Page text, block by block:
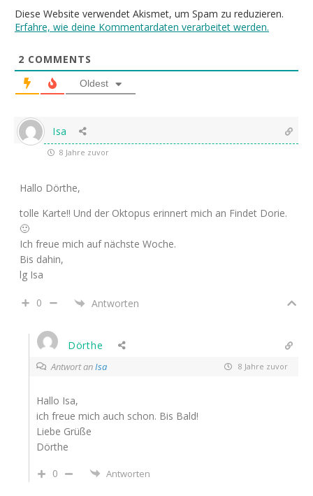
Diese Website verwendet Akismet, um Spam zu reduzieren.
Erfahre, wie deine Kommentardaten verarbeitet werden.
2 COMMENTS
Oldest
Isa
8 Jahre zuvor
Hallo Dörthe,
tolle Karte!! Und der Oktopus erinnert mich an Findet Dorie.
🙂
Ich freue mich auf nächste Woche.
Bis dahin,
lg Isa
0 Antworten
Dörthe
Antwort anIsa 8 Jahre zuvor
Hallo Isa,
ich freue mich auch schon. Bis Bald!
Liebe Grüße
Dörthe
0
Antworten